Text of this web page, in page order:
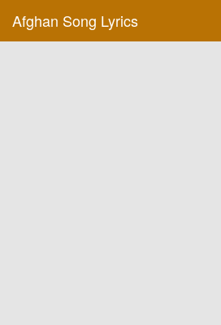
Afghan Song Lyrics